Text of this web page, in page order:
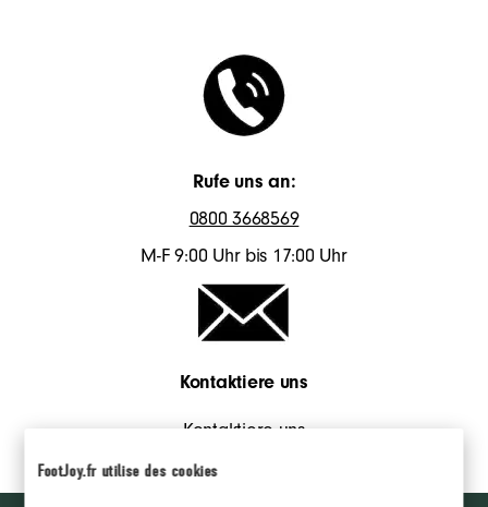
FootJoy.fr utilise des cookies
Rufe uns an:
0800 3668569
M-F 9:00 Uhr bis 17:00 Uhr
Kontaktiere uns
Kontaktiere uns